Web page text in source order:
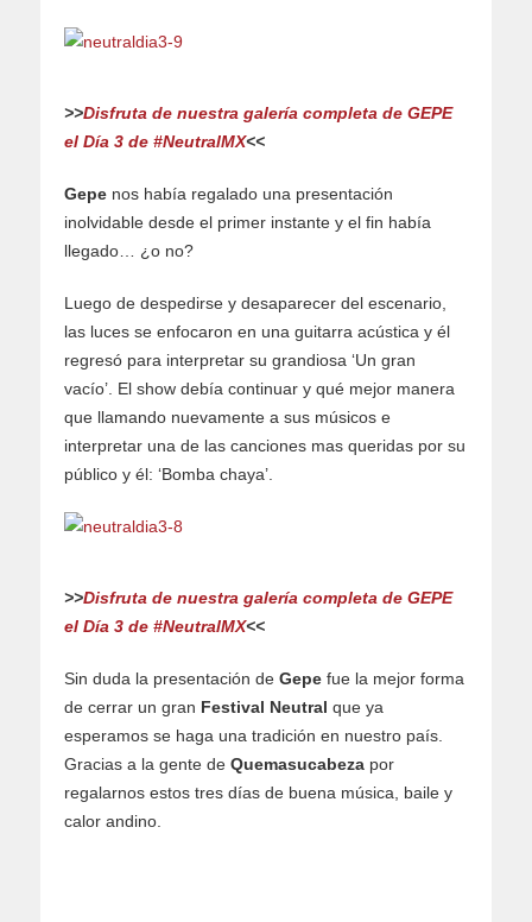
>>Disfruta de nuestra galería completa de GEPE
el Día 3 de #NeutralMX<<
Gepe nos había regalado una presentación
inolvidable desde el primer instante y el fin había
llegado… ¿o no?
Luego de despedirse y desaparecer del escenario,
las luces se enfocaron en una guitarra acústica y él
regresó para interpretar su grandiosa ‘Un gran
vacío’. El show debía continuar y qué mejor manera
que llamando nuevamente a sus músicos e
interpretar una de las canciones mas queridas por su
público y él: ‘Bomba chaya’.
>>Disfruta de nuestra galería completa de GEPE
el Día 3 de #NeutralMX<<
Sin duda la presentación de Gepe fue la mejor forma
de cerrar un gran Festival Neutral que ya
esperamos se haga una tradición en nuestro país.
Gracias a la gente de Quemasucabeza por
regalarnos estos tres días de buena música, baile y
calor andino.